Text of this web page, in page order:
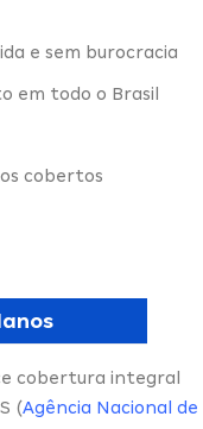
e sem burocracia
em todo o Brasil
cobertos
cobertura integral
(Agência Nacional de